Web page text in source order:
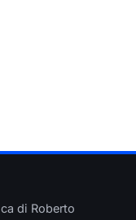
di Roberto